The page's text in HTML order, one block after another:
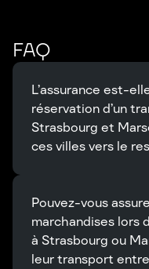
FAQ
L’assurance est-
réservation d’un
Strasbourg et
ces villes vers le
Pouvez-vous
marchandises lors
à Strasbourg ou
leur transport